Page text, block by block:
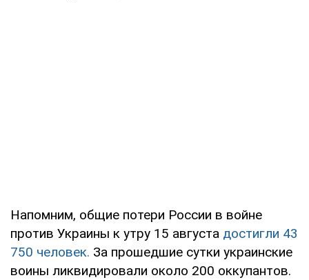
Напомним, общие потери России в войне
против Украины к утру 15 августа достигли 43
750 человек. За прошедшие сутки украинские
воины ликвидировали около 200 оккупантов.